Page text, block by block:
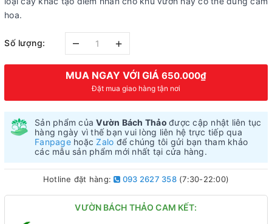
hoa.
Số lượng: – +
MUA NGAY VỚI GIÁ 650.000₫
Đặt mua giao hàng tận nơi
Sản phẩm củaVườn Bách Thảo được cập nhật liên tục
hàng ngày vì thế bạn vui lòng liên hệ trực tiếp qua
FanpagehoặcZalo để chúng tôi gửi bạn tham khảo
các mẫu sản phẩm mới nhất tại cửa hàng.
Hotline đặt hàng: 093 2627 358(7:30-22:00)
VƯỜN BÁCH THẢO CAM KẾT: